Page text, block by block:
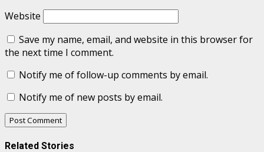
Website
Save my name, email, and website in this browser for
the next time I comment.
Notify me of follow-up comments by email.
Notify me of new posts by email.
Related Stories